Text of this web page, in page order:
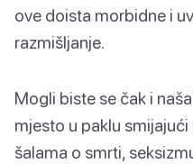
ove doista morbidne i
razmišljanje.
Mogli biste se čak i
mjesto u paklu
šalama o smrti,